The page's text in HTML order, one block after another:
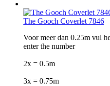
The Gooch Coverlet 7846
Voor meer dan 0.25m vul
enter the number
2x = 0.5m
3x = 0.75m